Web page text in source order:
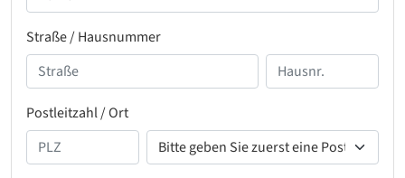
Straße / Hausnummer
Postleitzahl / Ort